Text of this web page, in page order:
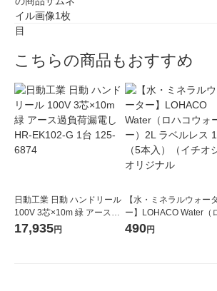
こちらの商品もおすすめ
日動工業 日動 ハンドリール
100V 3芯×10m 緑 アース過
負荷漏電し HR-EK102-G 1
17,935円
【水・ミネラルウォータ
ー】LOHACO Water（
コウォーター）2L ラベ
490円